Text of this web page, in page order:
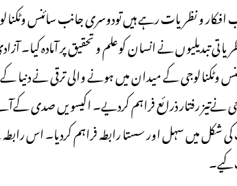
افکار و نظریات رہے ہیں تودوسری جانب سائنس
تبدیلیوں نے انسان کوعلم و تحقیق پر آمادہ کیا۔
کے میدان میں ہونے والی ترقی نے دنیا کے
نےتیز رفتار ذرائع فراہم کردیے۔ اکیسویں صدی
شکل میں سہل اور سستا رابطہ فراہم کردیا۔ اس